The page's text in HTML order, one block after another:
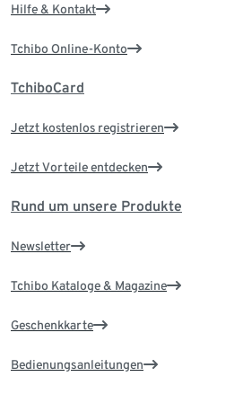
Hilfe & Kontakt
Tchibo Online-Konto
TchiboCard
Jetzt kostenlos registrieren
Jetzt Vorteile entdecken
Rund um unsere Produkte
Newsletter
Tchibo Kataloge & Magazine
Geschenkkarte
Bedienungsanleitungen